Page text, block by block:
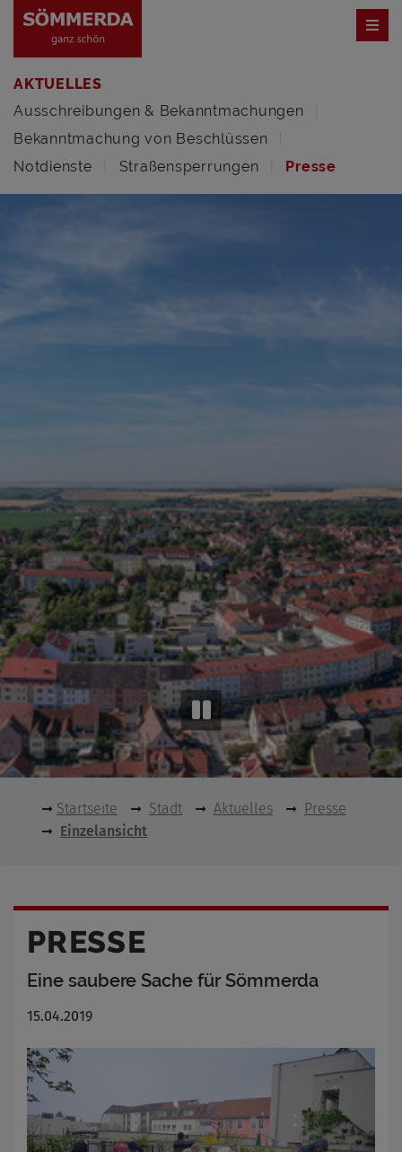
AKTUELLES
Ausschreibungen & Bekanntmachungen
Bekanntmachung von Beschlüssen
Notdienste
Straßensperrungen Presse
Startseite Stadt Aktuelles
Presse
Einzelansicht
PRESSE
Eine saubere Sache für Sömmerda
15.04.2019